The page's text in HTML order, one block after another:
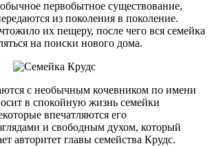
первобытное существование,
из поколения в поколение.
их пещеру, после чего вся семейка
на поиски нового дома.
с необычным кочевником по имени
в спокойную жизнь семейки
впечатляются его
и свободным духом, который
авторитет главы семейства Крудс.